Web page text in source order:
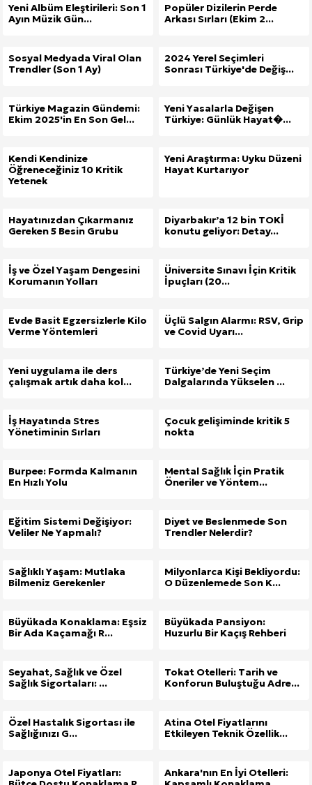
Yeni Albüm Eleştirileri: Son 1
Ayın Müzik Gün...
Popüler Dizilerin Perde
Arkası Sırları (Ekim 2...
Sosyal Medyada Viral Olan
Trendler (Son 1 Ay)
2024 Yerel Seçimleri
Sonrası Türkiye'de Değiş...
Türkiye Magazin Gündemi:
Ekim 2025'in En Son Gel...
Yeni Yasalarla Değişen
Türkiye: Günlük Hayat�...
Kendi Kendinize
Öğreneceğiniz 10 Kritik
Yetenek
Yeni Araştırma: Uyku Düzeni
Hayat Kurtarıyor
Hayatınızdan Çıkarmanız
Gereken 5 Besin Grubu
Diyarbakır’a 12 bin TOKİ
konutu geliyor: Detay...
İş ve Özel Yaşam Dengesini
Korumanın Yolları
Üniversite Sınavı İçin Kritik
İpuçları (20...
Evde Basit Egzersizlerle Kilo
Verme Yöntemleri
Üçlü Salgın Alarmı: RSV, Grip
ve Covid Uyarı...
Yeni uygulama ile ders
çalışmak artık daha kol...
Türkiye’de Yeni Seçim
Dalgalarında Yükselen ...
İş Hayatında Stres
Yönetiminin Sırları
Çocuk gelişiminde kritik 5
nokta
Burpee: Formda Kalmanın
En Hızlı Yolu
Mental Sağlık İçin Pratik
Öneriler ve Yöntem...
Eğitim Sistemi Değişiyor:
Veliler Ne Yapmalı?
Diyet ve Beslenmede Son
Trendler Nelerdir?
Sağlıklı Yaşam: Mutlaka
Bilmeniz Gerekenler
Milyonlarca Kişi Bekliyordu:
O Düzenlemede Son K...
Büyükada Konaklama: Eşsiz
Bir Ada Kaçamağı R...
Büyükada Pansiyon:
Huzurlu Bir Kaçış Rehberi
Seyahat, Sağlık ve Özel
Sağlık Sigortaları: ...
Tokat Otelleri: Tarih ve
Konforun Buluştuğu Adre...
Özel Hastalık Sigortası ile
Sağlığınızı G...
Atina Otel Fiyatlarını
Etkileyen Teknik Özellik...
Japonya Otel Fiyatları:
Ankara'nın En İyi Otelleri: